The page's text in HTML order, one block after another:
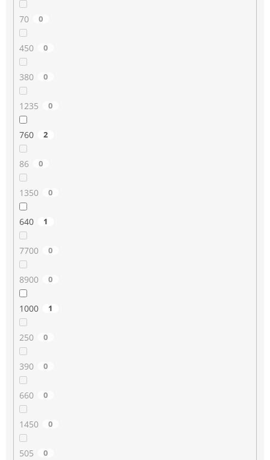
70 0
450 0
380 0
1235 0
760 2
86 0
1350 0
640 1
7700 0
8900 0
1000 1
250 0
390 0
660 0
1450 0
505 0